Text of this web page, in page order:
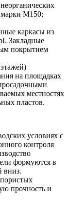
марки М150;
каркасы из
Закладные
покрытием
на площадках
местностях
пластов.
условиях с
контроля
формуются в
вниз.
прочность и